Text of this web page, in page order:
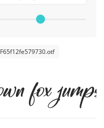
fox